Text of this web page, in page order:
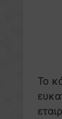
Το